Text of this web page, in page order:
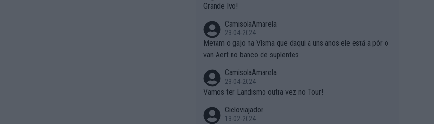
Grande Ivo!
CamisolaAmarela
23-04-2024
Metam o gajo na Visma que daqui a uns anos ele está a pôr o
van Aert no banco de suplentes
CamisolaAmarela
23-04-2024
Vamos ter Landismo outra vez no Tour!
Cicloviajador
13-02-2024